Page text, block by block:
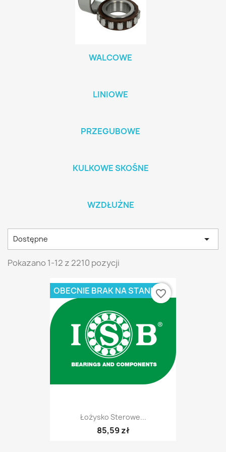
WALCOWE
LINIOWE
PRZEGUBOWE
KULKOWE SKOŚNE
WZDŁUŻNE
Dostępne 
Pokazano 1-12 z 2210 pozycji
Łożysko Sterowe...
85,59 zł
OBECNIE BRAK NA STANIEfavorite_border